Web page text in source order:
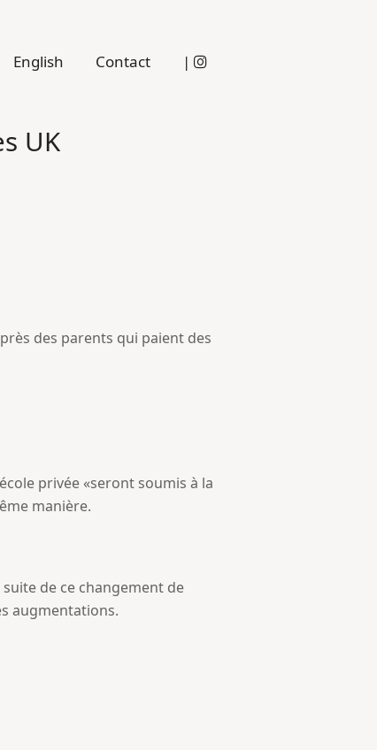
English Contact |
UK
des parents qui paient des
privée «seront soumis à la
manière.
de ce changement de
augmentations.